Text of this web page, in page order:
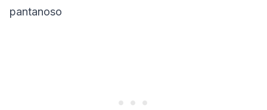
pantanoso